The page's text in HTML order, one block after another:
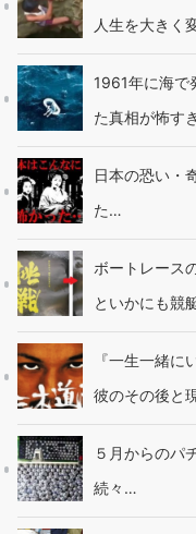
人生を大きく
1961年に海で
た真相が怖す
日本の恐い・
た…
ボートレース
といかにも競
『一生一緒
彼のその後と
５月からのパ
続々…